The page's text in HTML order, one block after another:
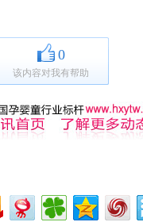
0
该内容对我有帮助